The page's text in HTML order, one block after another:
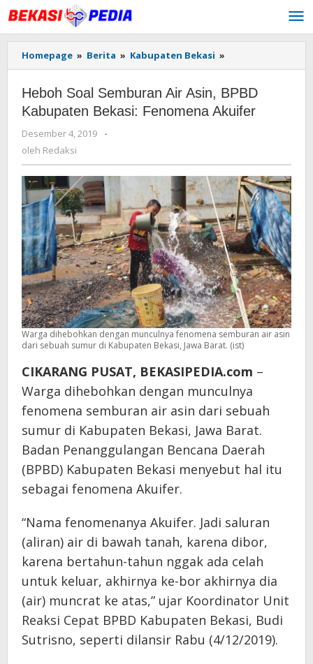
Lewati
ke
konten
Homepage » Berita » Kabupaten Bekasi »
Soal
Air
Asin,
Fenomena
Akuifer
Heboh Soal Semburan Air Asin, BPBD
Kabupaten Bekasi: Fenomena Akuifer
Desember 4, 2019
oleh
-
oleh Redaksi
Warga dihebohkan dengan munculnya fenomena semburan air asin
dari sebuah sumur di Kabupaten Bekasi, Jawa Barat. (ist)
CIKARANG PUSAT, BEKASIPEDIA.com –
Warga dihebohkan dengan munculnya
fenomena semburan air asin dari sebuah
sumur di Kabupaten Bekasi, Jawa Barat.
Badan Penanggulangan Bencana Daerah
(BPBD) Kabupaten Bekasi menyebut hal itu
sebagai fenomena Akuifer.
“Nama fenomenanya Akuifer. Jadi saluran
(aliran) air di bawah tanah, karena dibor,
karena bertahun-tahun nggak ada celah
untuk keluar, akhirnya ke-bor akhirnya dia
(air) muncrat ke atas,” ujar Koordinator Unit
Reaksi Cepat BPBD Kabupaten Bekasi, Budi
Sutrisno, seperti dilansir Rabu (4/12/2019).